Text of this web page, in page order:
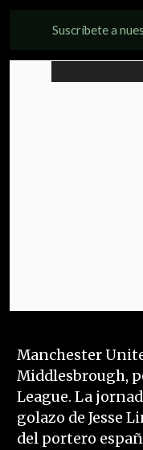
Suscríbete a
Manchester
Middlesbrough,
League. La
golazo de Jesse
del portero